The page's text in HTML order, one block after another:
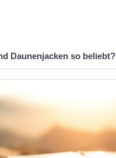
Daunenjacken so beliebt?